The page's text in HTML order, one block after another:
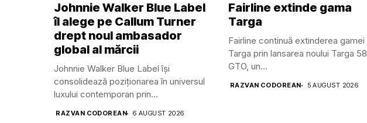
Johnnie Walker Blue Label
îl alege pe Callum Turner
drept noul ambasador
global al mărcii
Johnnie Walker Blue Label își
consolidează poziționarea în universul
luxului contemporan prin...
RAZVAN CODOREAN 6 AUGUST 2026
Fairline extinde gama
Targa
Fairline continuă extinderea gamei
Targa prin lansarea noului Targa 58
GTO, un...
RAZVAN CODOREAN 5 AUGUST 2026